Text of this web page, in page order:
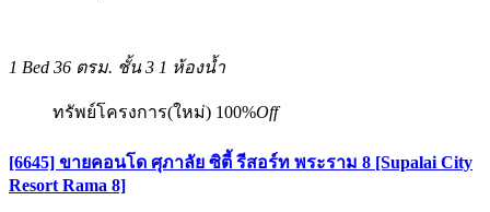
1 Bed 36 ตรม. ชั้น 3 1 ห้องน้ำ
ทรัพย์โครงการ(ใหม่) 100%Off
[6645] ขายคอนโด ศุภาลัย ซิตี้ รีสอร์ท พระราม 8 [Supalai City
Resort Rama 8]